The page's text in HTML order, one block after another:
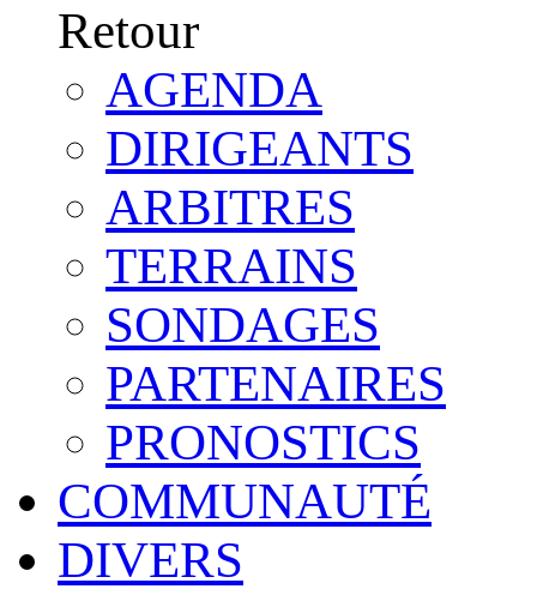
Retour
AGENDA
DIRIGEANTS
ARBITRES
TERRAINS
SONDAGES
PARTENAIRES
PRONOSTICS
COMMUNAUTÉ
DIVERS